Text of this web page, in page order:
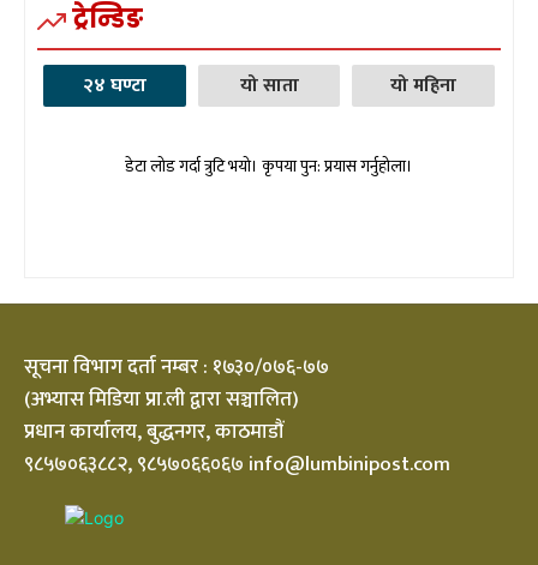
ट्रेन्डिङ
२४ घण्टा यो साता यो महिना
डेटा लोड गर्दा त्रुटि भयो। कृपया पुन: प्रयास गर्नुहोला।
सूचना विभाग दर्ता नम्बर : १७३०/०७६-७७
(अभ्यास मिडिया प्रा.ली द्वारा सञ्चालित)
प्रधान कार्यालय, बुद्धनगर, काठमाडौं
९८५७०६३८८२, ९८५७०६६०६७ info@lumbinipost.com